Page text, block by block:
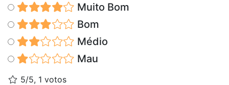
Muito Bom
Bom
Médio
Mau
5/5, 1 votos